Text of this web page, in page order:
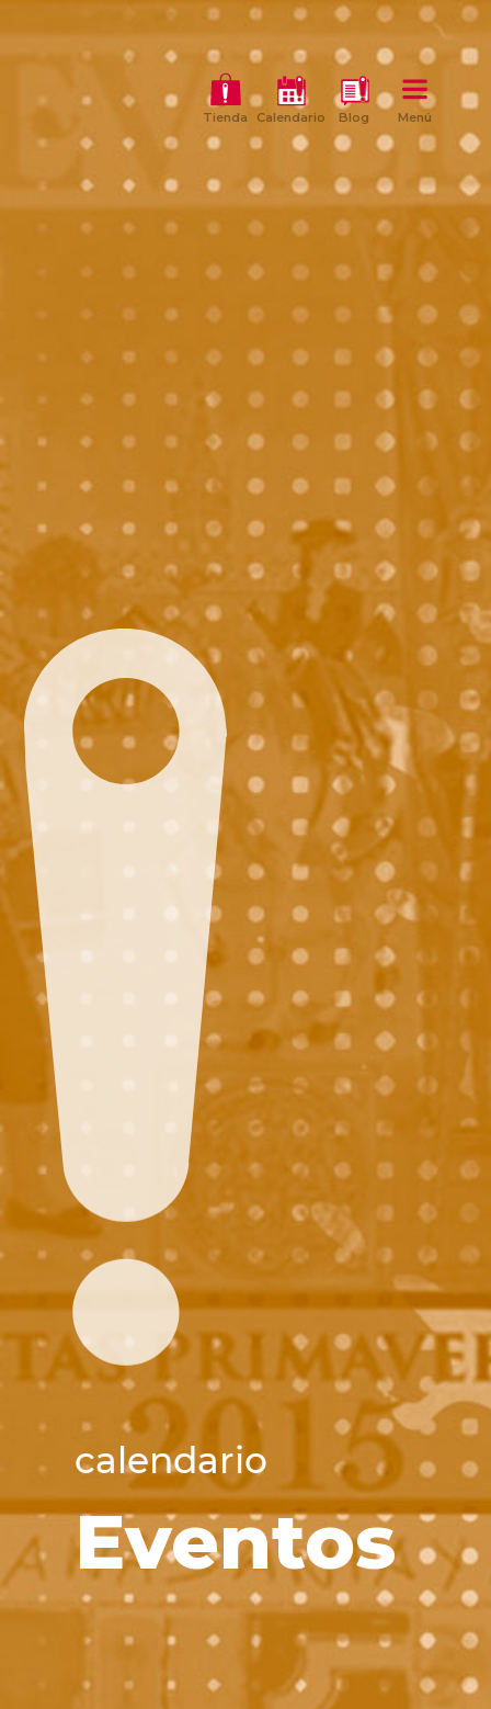
Tienda Calendario Blog Menú
calendario
Eventos